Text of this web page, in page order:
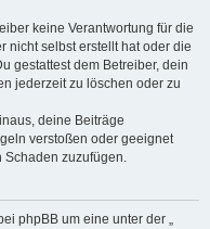
keine Verantwortung für die
nicht selbst erstellt hat oder die
gestattest dem Betreiber, dein
jederzeit zu löschen oder zu
deine Beiträge
verstoßen oder geeignet
zuzufügen.
phpBB um eine unter der „